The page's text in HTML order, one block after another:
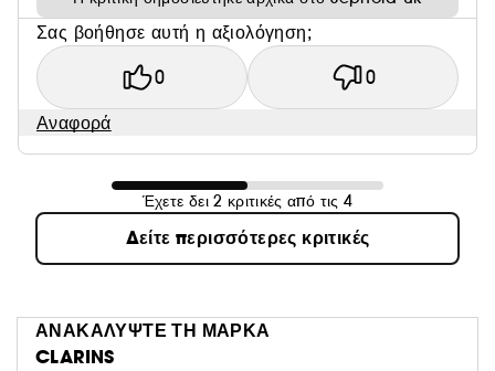
Σας βοήθησε αυτή η αξιολόγηση;
0 0
Αναφορά
Έχετε δει 2 κριτικές από τις 4
Δείτε περισσότερες κριτικές
ΑΝΑΚΑΛΥΨΤΕ ΤΗ ΜΑΡΚΑ
CLARINS